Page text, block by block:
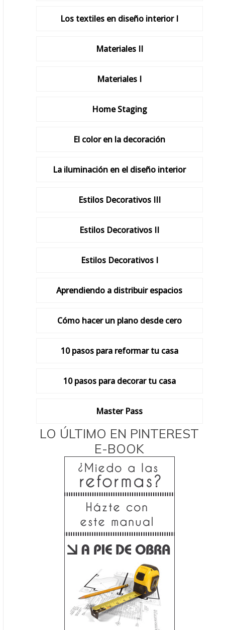
Los textiles en diseño interior I
Materiales II
Materiales I
Home Staging
El color en la decoración
La iluminación en el diseño interior
Estilos Decorativos III
Estilos Decorativos II
Estilos Decorativos I
Aprendiendo a distribuir espacios
Cómo hacer un plano desde cero
10 pasos para reformar tu casa
10 pasos para decorar tu casa
Master Pass
LO ÚLTIMO EN PINTEREST
E-BOOK